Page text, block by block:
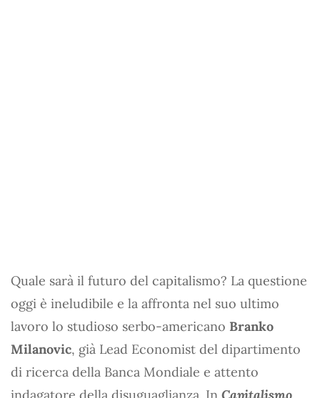
Quale sarà il futuro del capitalismo? La questione
oggi è ineludibile e la affronta nel suo ultimo
lavoro lo studioso serbo-americano Branko
Milanovic, già Lead Economist del dipartimento
di ricerca della Banca Mondiale e attento